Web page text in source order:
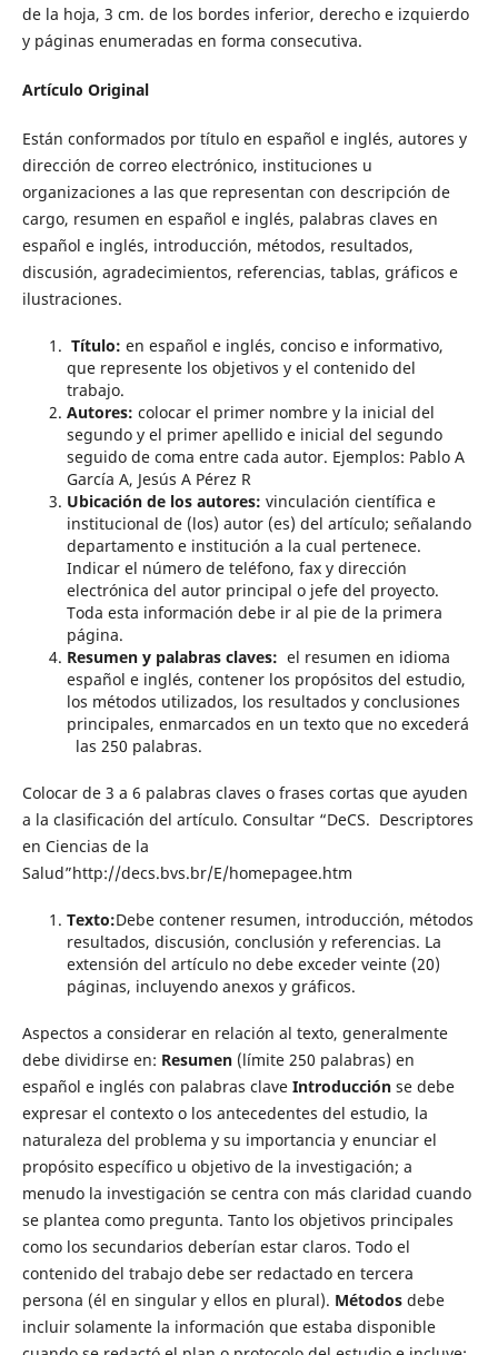
de la hoja, 3 cm. de los bordes inferior, derecho e izquierdo
y páginas enumeradas en forma consecutiva.
Artículo Original
Están conformados por título en español e inglés, autores y
dirección de correo electrónico, instituciones u
organizaciones a las que representan con descripción de
cargo, resumen en español e inglés, palabras claves en
español e inglés, introducción, métodos, resultados,
discusión, agradecimientos, referencias, tablas, gráficos e
ilustraciones.
Título: en español e inglés, conciso e informativo,
que represente los objetivos y el contenido del
trabajo.
Autores: colocar el primer nombre y la inicial del
segundo y el primer apellido e inicial del segundo
seguido de coma entre cada autor. Ejemplos: Pablo A
García A, Jesús A Pérez R
Ubicación de los autores: vinculación científica e
institucional de (los) autor (es) del artículo; señalando
departamento e institución a la cual pertenece.
Indicar el número de teléfono, fax y dirección
electrónica del autor principal o jefe del proyecto.
Toda esta información debe ir al pie de la primera
página.
Resumen y palabras claves: el resumen en idioma
español e inglés, contener los propósitos del estudio,
los métodos utilizados, los resultados y conclusiones
principales, enmarcados en un texto que no excederá
las 250 palabras.
Colocar de 3 a 6 palabras claves o frases cortas que ayuden
a la clasificación del artículo. Consultar “DeCS. Descriptores
en Ciencias de la
Salud”http://decs.bvs.br/E/homepagee.htm
Texto:Debe contener resumen, introducción, métodos
resultados, discusión, conclusión y referencias. La
extensión del artículo no debe exceder veinte (20)
páginas, incluyendo anexos y gráficos.
Aspectos a considerar en relación al texto, generalmente
debe dividirse en: Resumen(límite 250 palabras) en
español e inglés con palabras clave Introducciónse debe
expresar el contexto o los antecedentes del estudio, la
naturaleza del problema y su importancia y enunciar el
propósito específico u objetivo de la investigación; a
menudo la investigación se centra con más claridad cuando
se plantea como pregunta. Tanto los objetivos principales
como los secundarios deberían estar claros. Todo el
contenido del trabajo debe ser redactado en tercera
persona (él en singular y ellos en plural). Métodos debe
incluir solamente la información que estaba disponible